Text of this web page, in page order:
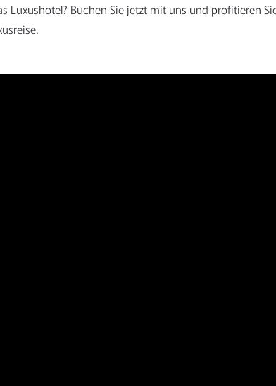
Luxushotel? Buchen Sie jetzt mit uns und profitieren